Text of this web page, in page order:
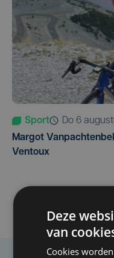
Sport
do 6
Margot
Ventoux
Deze
van
Cookies